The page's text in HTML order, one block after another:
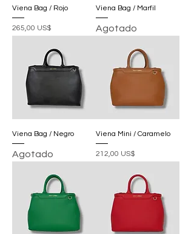
Viena Bag / Rojo
Precio
265,00 US$
Viena Bag / Marfil
Agotado
Viena Bag / Negro
Agotado
Viena Mini / Caramelo
Precio
212,00 US$